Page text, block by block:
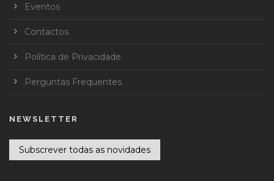
Eventos
Contactos
Política de Privacidade
Perguntas Frequentes
NEWSLETTER
Subscrever todas as novidades